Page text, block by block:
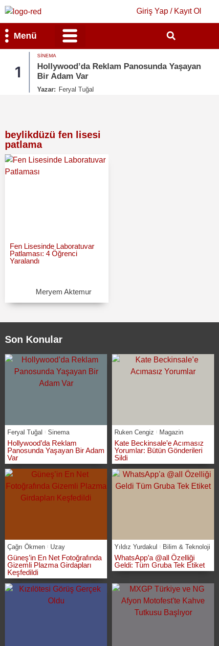
Giriş Yap / Kayıt Ol
Menü
1
SINEMA
Hollywood’da Reklam Panosunda Yaşayan
Bir Adam Var
Yazar: Feryal Tuğal
beylikdüzü fen lisesi
patlama
Fen Lisesinde Laboratuvar
Patlaması: 4 Öğrenci
Yaralandı
Meryem Aktemur
Son Konular
Feryal Tuğal Sinema
Hollywood’da Reklam
Panosunda Yaşayan Bir Adam
Var
Ruken Cengiz Magazin
Kate Beckinsale’e Acımasız
Yorumlar: Bütün Gönderileri
Sildi
Çağrı Ökmen Uzay
Güneş’in En Net Fotoğrafında
Gizemli Plazma Girdapları
Keşfedildi
Yıldız Yurdakul Bilim & Teknoloji
WhatsApp’a @all Özelliği
Geldi: Tüm Gruba Tek Etiket